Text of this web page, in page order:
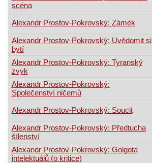
scéna
Alexandr Prostov-Pokrovský: Zámek
Alexandr Prostov-Pokrovský: Uvědomit si
bytí
Alexandr Prostov-Pokrovský: Tyranský
zvyk
Alexandr Prostov-Pokrovský:
Společenství ničemů
Alexandr Prostov-Pokrovský: Soucit
Alexandr Prostov-Pokrovský: Předtucha
šílenství
Alexandr Prostov-Pokrovský: Golgota
intelektuálů (o kritice)